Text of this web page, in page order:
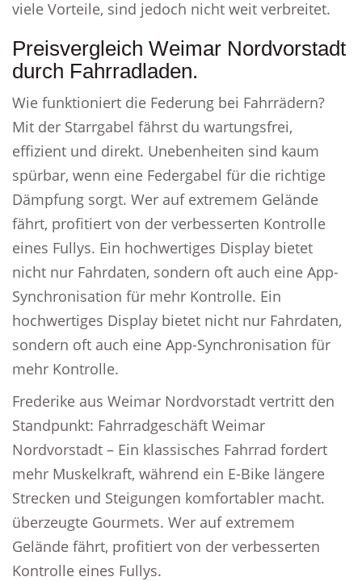
viele Vorteile, sind jedoch nicht weit verbreitet.
Preisvergleich Weimar Nordvorstadt
durch Fahrradladen.
Wie funktioniert die Federung bei Fahrrädern?
Mit der Starrgabel fährst du wartungsfrei,
effizient und direkt. Unebenheiten sind kaum
spürbar, wenn eine Federgabel für die richtige
Dämpfung sorgt. Wer auf extremem Gelände
fährt, profitiert von der verbesserten Kontrolle
eines Fullys. Ein hochwertiges Display bietet
nicht nur Fahrdaten, sondern oft auch eine App-
Synchronisation für mehr Kontrolle. Ein
hochwertiges Display bietet nicht nur Fahrdaten,
sondern oft auch eine App-Synchronisation für
mehr Kontrolle.
Frederike aus Weimar Nordvorstadt vertritt den
Standpunkt: Fahrradgeschäft Weimar
Nordvorstadt – Ein klassisches Fahrrad fordert
mehr Muskelkraft, während ein E-Bike längere
Strecken und Steigungen komfortabler macht.
überzeugte Gourmets. Wer auf extremem
Gelände fährt, profitiert von der verbesserten
Kontrolle eines Fullys.